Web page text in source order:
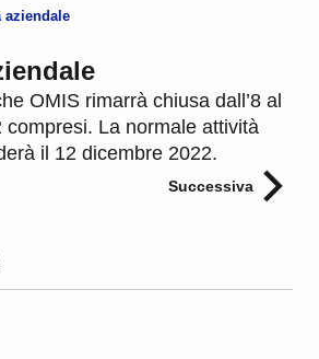
aziendale
OMIS rimarrà chiusa dall’8 al
compresi. La normale attività
il 12 dicembre 2022.
Successiva